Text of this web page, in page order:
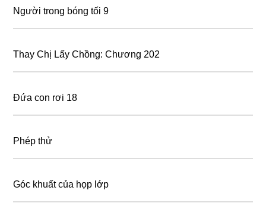
Người trong bóng tối 9
Thay Chị Lấy Chồng: Chương 202
Đứa con rơi 18
Phép thử
Góc khuất của họp lớp